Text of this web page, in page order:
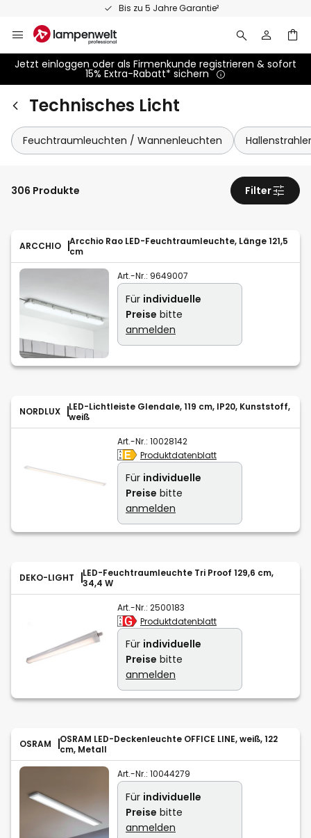
Bis zu 5 Jahre Garantie²
Inhalt
springen
Jetzt einloggen oder als Firmenkunde registrieren & sofort
15% Extra-Rabatt* sichern
Technisches Licht
Feuchtraumleuchten / Wannenleuchten Hallenstrahler
ARCCHIO
Arcchio Rao LED-Feuchtraumleuchte, Länge 121,5
cm
Art.-Nr.: 9649007
Für individuelle
Preise bitte
anmelden
NORDLUX
LED-Lichtleiste Glendale, 119 cm, IP20, Kunststoff,
weiß
Art.-Nr.: 10028142
Produktdatenblatt
Für individuelle
Preise bitte
anmelden
DEKO-LIGHT
LED-Feuchtraumleuchte Tri Proof 129,6 cm,
34,4 W
Art.-Nr.: 2500183
Produktdatenblatt
Für individuelle
Preise bitte
anmelden
OSRAM
OSRAM LED-Deckenleuchte OFFICE LINE, weiß, 122
cm, Metall
Art.-Nr.: 10044279
Für individuelle
Preise bitte
anmelden
306 Produkte Filter